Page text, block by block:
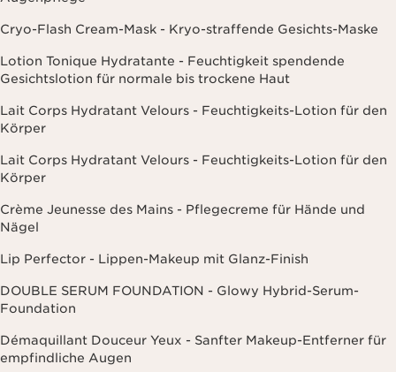
Cryo-Flash Cream-Mask - Kryo-straffende Gesichts-Maske
Lotion Tonique Hydratante - Feuchtigkeit spendende
Gesichtslotion für normale bis trockene Haut
Lait Corps Hydratant Velours - Feuchtigkeits-Lotion für den
Körper
Lait Corps Hydratant Velours - Feuchtigkeits-Lotion für den
Körper
Crème Jeunesse des Mains - Pflegecreme für Hände und
Nägel
Lip Perfector - Lippen-Makeup mit Glanz-Finish
DOUBLE SERUM FOUNDATION - Glowy Hybrid-Serum-
Foundation
Démaquillant Douceur Yeux - Sanfter Makeup-Entferner für
empfindliche Augen